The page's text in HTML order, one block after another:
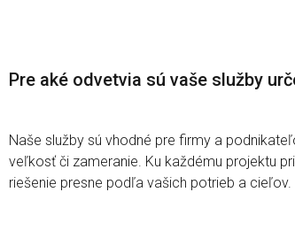
Pre aké odvetvia sú vaše služby
Naše služby sú vhodné pre firmy a
veľkosť či zameranie. Ku každému projektu
riešenie presne podľa vašich potrieb a cieľov.